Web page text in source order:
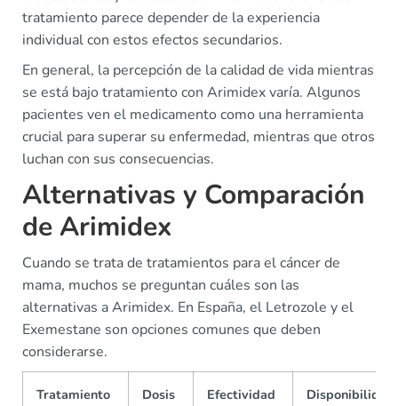
tratamiento parece depender de la experiencia
individual con estos efectos secundarios.
En general, la percepción de la calidad de vida mientras
se está bajo tratamiento con Arimidex varía. Algunos
pacientes ven el medicamento como una herramienta
crucial para superar su enfermedad, mientras que otros
luchan con sus consecuencias.
Alternativas y Comparación
de Arimidex
Cuando se trata de tratamientos para el cáncer de
mama, muchos se preguntan cuáles son las
alternativas a Arimidex. En España, el Letrozole y el
Exemestane son opciones comunes que deben
considerarse.
Tratamiento Dosis Efectividad Disponibilidad